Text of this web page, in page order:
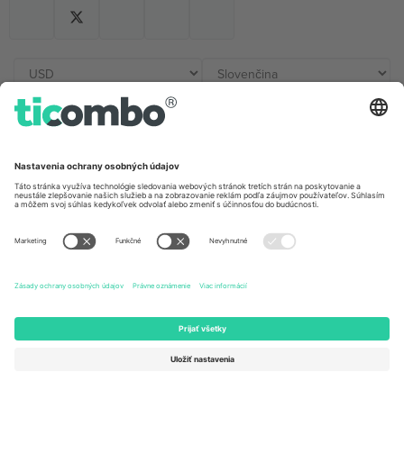
Unter den Linden 24, 10117
167 City Road, London, Greater
Kingdom
United States
Newark, Delaware 19713, United
States
Switzerland
Engelberg, Switzerland